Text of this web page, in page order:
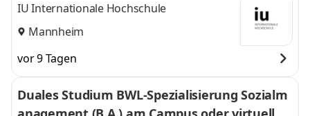
IU Internationale Hochschule
Mannheim
vor 9 Tagen
Duales Studium BWL-Spezialisierung Sozialm